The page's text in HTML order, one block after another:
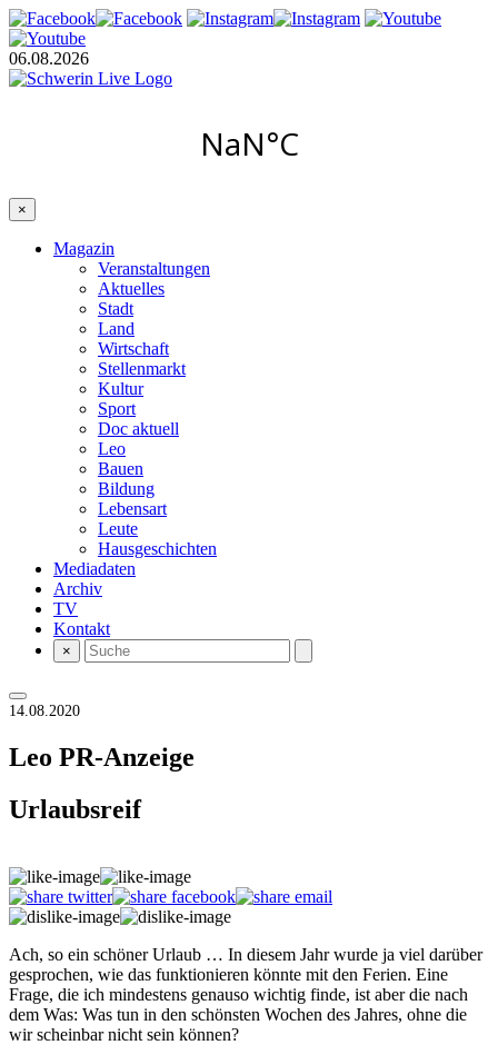
06.08.2026
×
Magazin
Veranstaltungen
Aktuelles
Stadt
Land
Wirtschaft
Stellenmarkt
Kultur
Sport
Doc aktuell
Leo
Bauen
Bildung
Lebensart
Leute
Hausgeschichten
Mediadaten
Archiv
TV
Kontakt
×
14.08.2020
Leo PR-Anzeige
Urlaubsreif
Ach, so ein schöner Urlaub … In diesem Jahr wurde ja viel darüber
gesprochen, wie das funktionieren könnte mit den Ferien. Eine
Frage, die ich mindestens genauso wichtig finde, ist aber die nach
dem Was: Was tun in den schönsten Wochen des Jahres, ohne die
wir scheinbar nicht sein können?